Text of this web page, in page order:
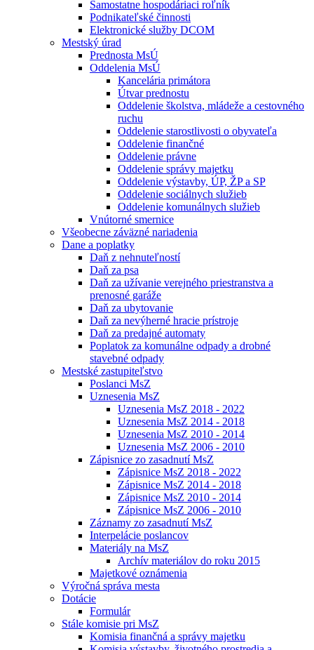
Samostatne hospodáriaci roľník
Podnikateľské činnosti
Elektronické služby DCOM
Mestský úrad
Prednosta MsÚ
Oddelenia MsÚ
Kancelária primátora
Útvar prednostu
Oddelenie školstva, mládeže a cestovného
ruchu
Oddelenie starostlivosti o obyvateľa
Oddelenie finančné
Oddelenie právne
Oddelenie správy majetku
Oddelenie výstavby, ÚP, ŽP a SP
Oddelenie sociálnych služieb
Oddelenie komunálnych služieb
Vnútorné smernice
Všeobecne záväzné nariadenia
Dane a poplatky
Daň z nehnuteľností
Daň za psa
Daň za užívanie verejného priestranstva a
prenosné garáže
Daň za ubytovanie
Daň za nevýherné hracie prístroje
Daň za predajné automaty
Poplatok za komunálne odpady a drobné
stavebné odpady
Mestské zastupiteľstvo
Poslanci MsZ
Uznesenia MsZ
Uznesenia MsZ 2018 - 2022
Uznesenia MsZ 2014 - 2018
Uznesenia MsZ 2010 - 2014
Uznesenia MsZ 2006 - 2010
Zápisnice zo zasadnutí MsZ
Zápisnice MsZ 2018 - 2022
Zápisnice MsZ 2014 - 2018
Zápisnice MsZ 2010 - 2014
Zápisnice MsZ 2006 - 2010
Záznamy zo zasadnutí MsZ
Interpelácie poslancov
Materiály na MsZ
Archív materiálov do roku 2015
Majetkové oznámenia
Výročná správa mesta
Dotácie
Formulár
Stále komisie pri MsZ
Komisia finančná a správy majetku